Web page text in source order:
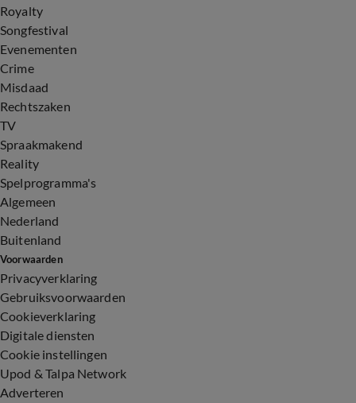
Royalty
Songfestival
Evenementen
Crime
Misdaad
Rechtszaken
TV
Spraakmakend
Reality
Spelprogramma's
Algemeen
Nederland
Buitenland
Voorwaarden
Privacyverklaring
Gebruiksvoorwaarden
Cookieverklaring
Digitale diensten
Cookie instellingen
Upod & Talpa Network
Adverteren